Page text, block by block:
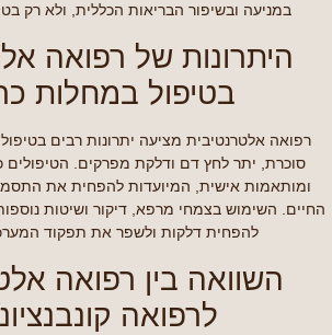
במניעה ובשיפור הבריאות הכללית, ולא רק
היתרונות של רפואה
בטיפול במחלות
רפואה אלטרנטיבית מציעה יתרונות רבים
סוכרת, יתר לחץ דם ודלקת מפרקים. הטיפולים
ומותאמות אישית, המיועדות להפחית את
החיים. השימוש בצמחי מרפא, דיקור ושיטות
להפחית דלקות ולשפר את תפקוד
השוואה בין רפואה
לרפואה